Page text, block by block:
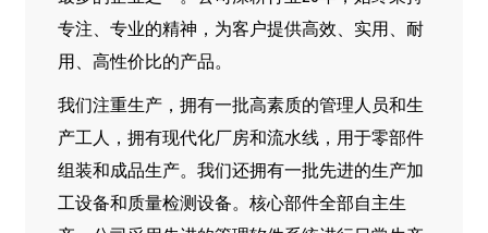
专注、专业的精神，为客户提供高效、实用、耐
用、高性价比的产品。
我们注重生产，拥有一批高素质的管理人员和生
产工人，拥有现代化厂房和流水线，用于零部件
组装和成品生产。我们还拥有一批先进的生产加
工设备和质量检测设备。核心部件全部自主生